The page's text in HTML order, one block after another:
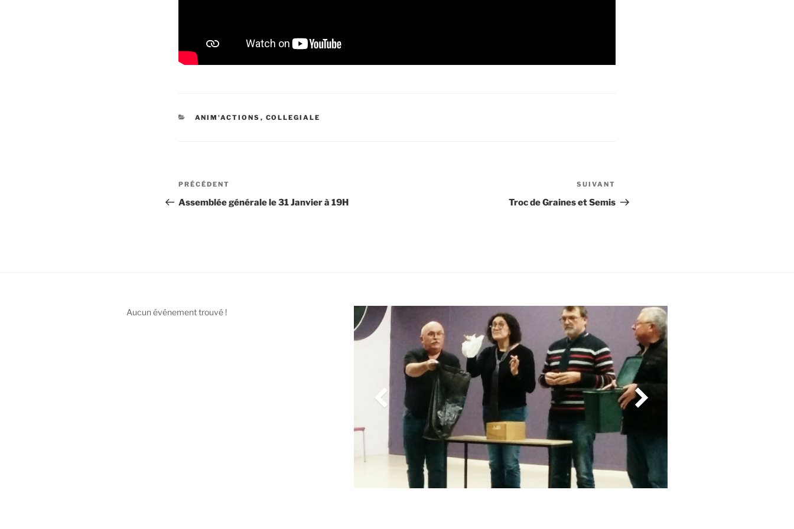
CATÉGORIES
ANIM'ACTIONS , COLLEGIALE
Navigation
de
Article
précédent
PRÉCÉDENT
Assemblée générale le 31 Janvier à 19H
suivant
SUIVANT
Troc de Graines et Semis
Aucun événement trouvé !